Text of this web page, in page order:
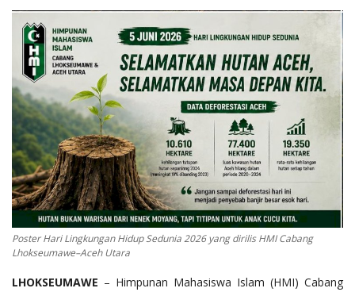
WISATA
LENSA
ADVETORIAL
OPINI
Kontak
GALERI
Ketentuan dan Layanan
Pedoman Media Siber
Privacy Policy
Alamat Kami
Poster Hari Lingkungan Hidup Sedunia 2026 yang dirilis HMI Cabang
Lhokseumawe–Aceh Utara
LHOKSEUMAWE – Himpunan Mahasiswa Islam (HMI) Cabang